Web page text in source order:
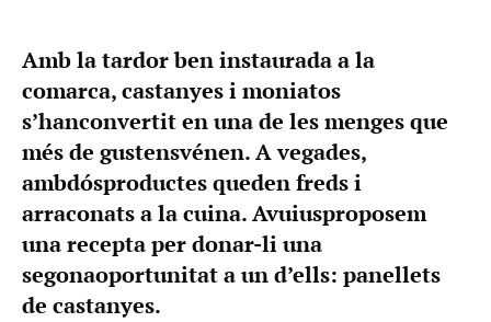
Amb la tardor ben instaurada a la
comarca, castanyes i moniatos
s’hanconvertit en una de les menges que
més de gustensvénen. A vegades,
ambdósproductes queden freds i
arraconats a la cuina. Avuiusproposem
una recepta per donar-li una
segonaoportunitat a un d’ells: panellets
de castanyes.